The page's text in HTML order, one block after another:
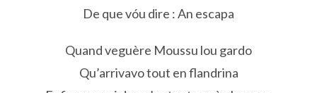
De que vóu dire : An escapa
Quand veguère Moussu lou gardo
Qu’arrivavo tout en flandrina